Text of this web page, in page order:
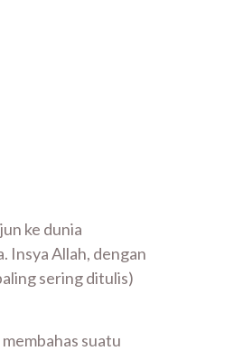
ke dunia
Insya Allah, dengan
sering ditulis)
suatu